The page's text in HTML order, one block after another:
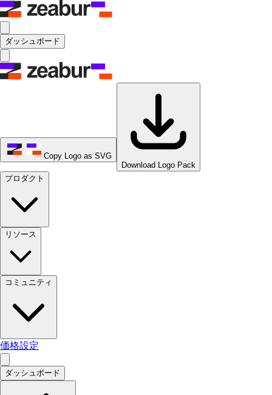
ダッシュボード
Copy Logo as SVG
Download Logo Pack
プロダクト
リソース
コミュニティ
価格設定
ダッシュボード